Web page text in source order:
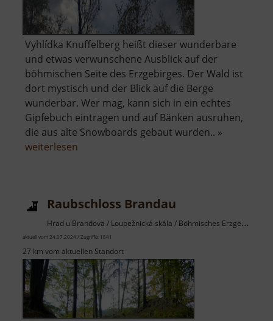
Vyhlídka Knuffelberg heißt dieser wunderbare
und etwas verwunschene Ausblick auf der
böhmischen Seite des Erzgebirges. Der Wald ist
dort mystisch und der Blick auf die Berge
wunderbar. Wer mag, kann sich in ein echtes
Gipfebuch eintragen und auf Bänken ausruhen,
die aus alte Snowboards gebaut wurden.. »
weiterlesen
Raubschloss Brandau
Hrad u Brandova / Loupežnická skála / Böhmisches Erzgebirge
aktuell vom 24.07.2024 / Zugriffe: 1841
27 km vom aktuellen Standort